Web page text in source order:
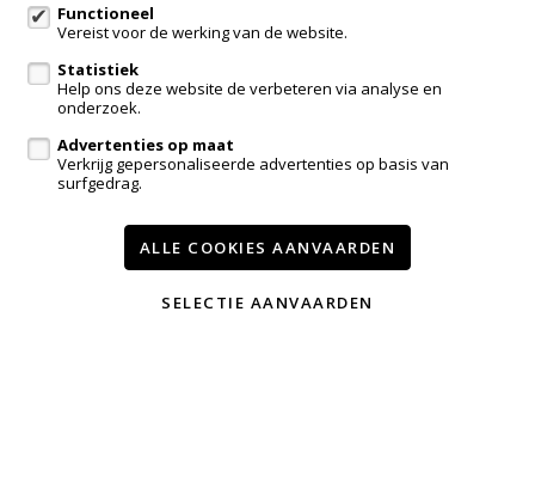
Volg ons op:
Te huur
Contact
Functioneel
Vereist voor de werking van de website.
Statistiek
Help ons deze website de verbeteren via analyse en
onderzoek.
Advertenties op maat
Verkrijg gepersonaliseerde advertenties op basis van
surfgedrag.
ALLE COOKIES AANVAARDEN
SELECTIE AANVAARDEN